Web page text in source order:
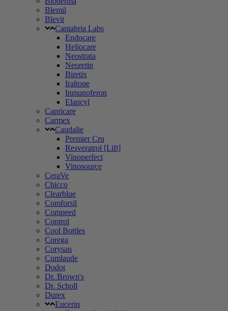
Blemil
Blevit
Cantabria Labs
Endocare
Heliocare
Neostrata
Neoretin
Biretix
Iraltone
Inmunoferon
Elancyl
Capricare
Carmex
Caudalie
Premier Cru
Resveratrol [Lift]
Vinoperfect
Vinosource
CeraVe
Chicco
Clearblue
Comforsil
Compeed
Control
Cool Bottles
Corega
Corysan
Cumlaude
Dodot
Dr. Brown's
Dr. Scholl
Durex
Eucerin